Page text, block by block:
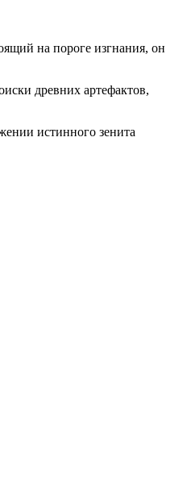
на пороге изгнания, он
древних артефактов,
истинного зенита